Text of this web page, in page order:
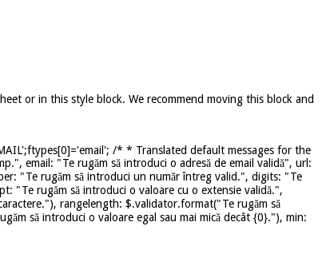
or in this style block. We recommend moving this block and
/* * Translated default messages for the
email: "Te rugăm să introduci o adresă de email validă", url:
"Te rugăm să introduci un număr întreg valid.", digits: "Te
"Te rugăm să introduci o valoare cu o extensie validă.",
rangelength: $.validator.format("Te rugăm să
să introduci o valoare egal sau mai mică decât {0}."), min: